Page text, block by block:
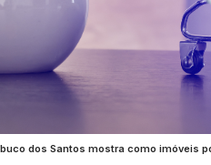
dos Santos mostra como imóveis